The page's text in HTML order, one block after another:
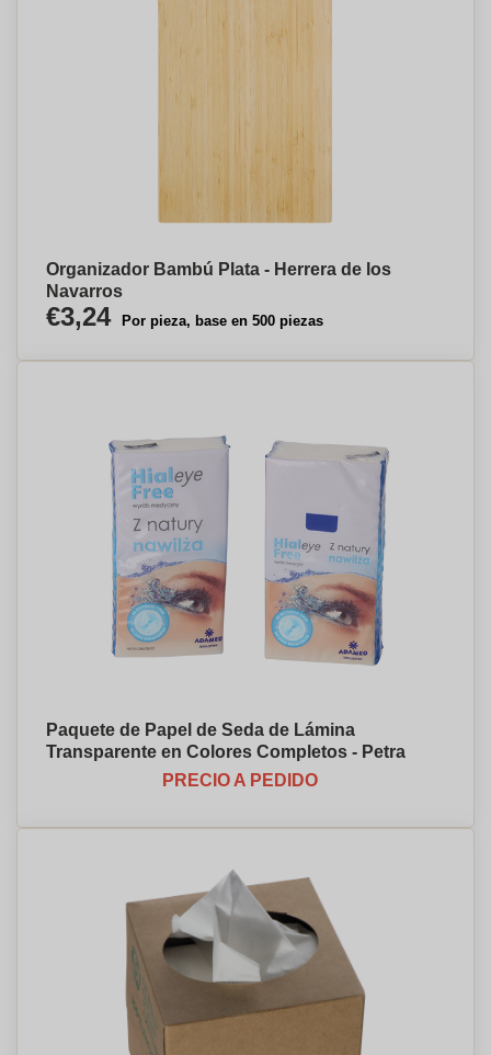
Organizador Bambú Plata - Herrera de los
Navarros
€3,24 Por pieza, base en 500 piezas
Paquete de Papel de Seda de Lámina
Transparente en Colores Completos - Petra
PRECIO A PEDIDO